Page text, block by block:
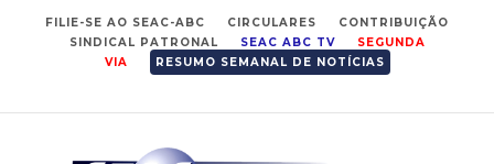
FILIE-SE AO SEAC-ABC CIRCULARES
CONTRIBUIÇÃO
SINDICAL PATRONAL
SEAC ABC TV
SEGUNDA
VIA
RESUMO SEMANAL DE NOTÍCIAS